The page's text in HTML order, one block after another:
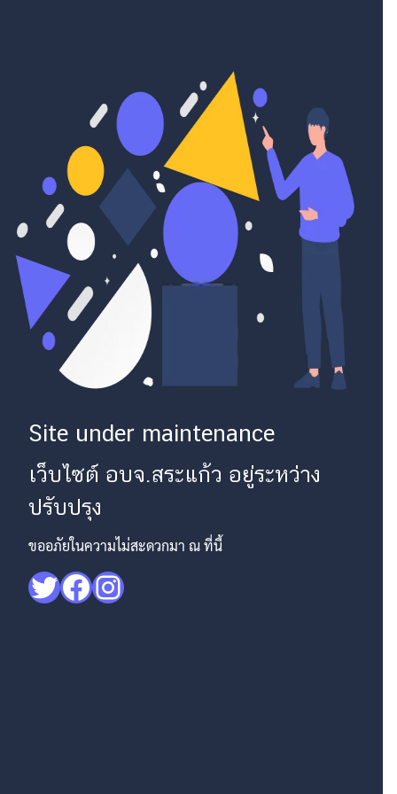
Site under maintenance
เว็บไซต์ อบจ.สระแก้ว อยู่ระหว่าง
ปรับปรุง
ขออภัยในความไม่สะดวกมา ณ ที่นี้
Twitter
Facebook
Instagram